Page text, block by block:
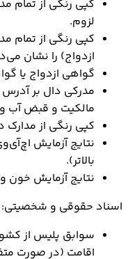
کپی رنگی از تمام
لزوم.
کپی رنگی از تمام
ازدواج) را نشان
گواهی ازدواج یا
مدرکی دال بر
مالکیت و قبض آب
کپی رنگی از
بالاتر).
نتایج آزمایش خون و
اسناد حقوقی و شخصیتی:
سوابق پلیس از
اقامت (در صورت